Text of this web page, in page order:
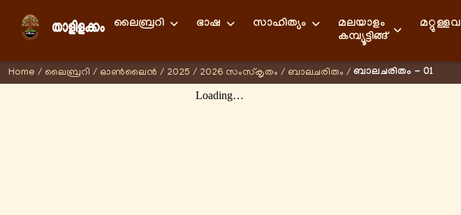
ലൈബ്രറി ഭാഷ സാഹിത്യം
മലയാളം
കമ്പ്യൂട്ടിങ്ങ്
മറ്റുള്ളവ
Home / ലൈബ്രറി / ഓണ്‍ലൈന്‍ / 2025 / 2026 സംസ്കൃതം / ബാലചരിതം / ബാലചരിതം - 01